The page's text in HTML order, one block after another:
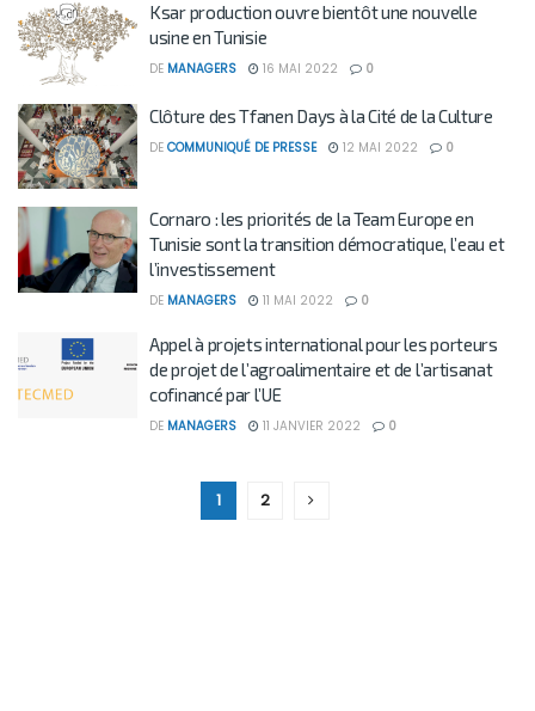
Ksar production ouvre bientôt une nouvelle
usine en Tunisie
DE MANAGERS 16 MAI 2022 0
Clôture des Tfanen Days à la Cité de la Culture
DE COMMUNIQUÉ DE PRESSE 12 MAI 2022 0
Cornaro : les priorités de la Team Europe en
Tunisie sont la transition démocratique, l’eau et
l’investissement
DE MANAGERS 11 MAI 2022 0
Appel à projets international pour les porteurs
de projet de l’agroalimentaire et de l’artisanat
cofinancé par l’UE
DE MANAGERS 11 JANVIER 2022 0
1 2